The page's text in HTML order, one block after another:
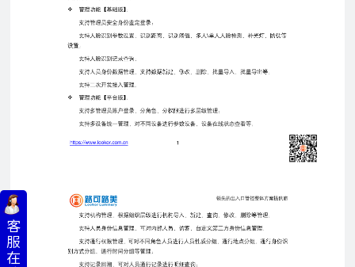
客
服
在